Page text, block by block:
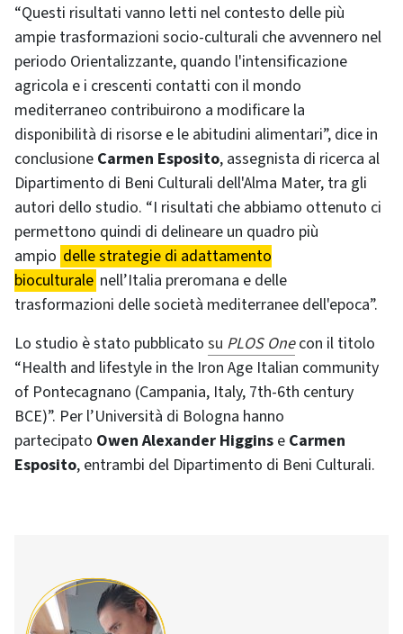
“Questi risultati vanno letti nel contesto delle più
ampie trasformazioni socio-culturali che avvennero nel
periodo Orientalizzante, quando l'intensificazione
agricola e i crescenti contatti con il mondo
mediterraneo contribuirono a modificare la
disponibilità di risorse e le abitudini alimentari”, dice in
conclusione Carmen Esposito, assegnista di ricerca al
Dipartimento di Beni Culturali dell'Alma Mater, tra gli
autori dello studio. “I risultati che abbiamo ottenuto ci
permettono quindi di delineare un quadro più
ampio delle strategie di adattamento
bioculturale nell’Italia preromana e delle
trasformazioni delle società mediterranee dell'epoca”.
Lo studio è stato pubblicato su PLOS One con il titolo
“Health and lifestyle in the Iron Age Italian community
of Pontecagnano (Campania, Italy, 7th-6th century
BCE)”. Per l’Università di Bologna hanno
partecipato Owen Alexander Higgins e Carmen
Esposito, entrambi del Dipartimento di Beni Culturali.